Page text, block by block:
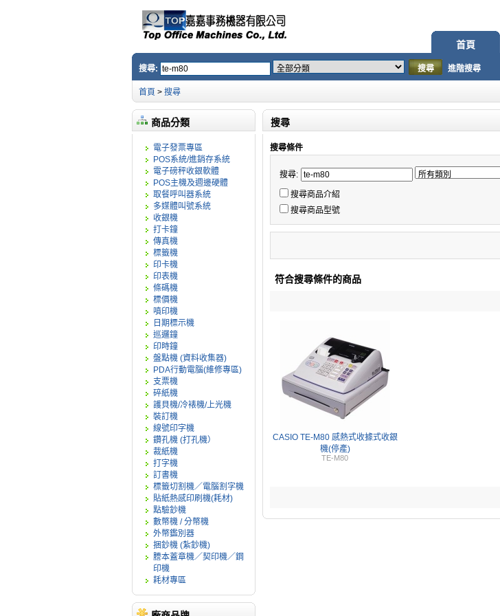
首頁
搜尋: 搜尋 進階搜尋
首頁 > 搜尋
商品分類
電子發票專區
POS系統/進銷存系統
電子磅秤收銀軟體
POS主機及週邊硬體
取餐呼叫器系統
多媒體叫號系統
收銀機
打卡鐘
傳真機
標籤機
印卡機
印表機
條碼機
標價機
噴印機
日期標示機
巡邏鐘
印時鐘
盤點機 (資料收集器)
PDA行動電腦(維修專區)
支票機
碎紙機
護貝機/冷裱機/上光機
裝訂機
線號印字機
鑽孔機 (打孔機）
裁紙機
打字機
訂書機
標籤切割機／電腦割字機
貼紙熱感印刷機(耗材)
點驗鈔機
數幣機 / 分幣機
外幣鑑別器
捆鈔機 (紮鈔機)
謄本蓋章機／契印機／鋼
印機
耗材專區
搜尋
搜尋條件
搜尋:
搜尋商品介紹
搜尋商品型號
符合搜尋條件的商品
CASIO TE-M80 感熱式收據式收銀
機(停產)
TE-M80